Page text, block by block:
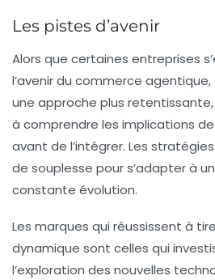
Les pistes d’avenir
Alors que certaines entreprises
l’avenir du commerce
une approche plus
à comprendre les implications
avant de l’intégrer. Les
de souplesse pour s’adapter à
constante évolution.
Les marques qui réussissent à
dynamique sont celles qui
l’exploration des nouvelles